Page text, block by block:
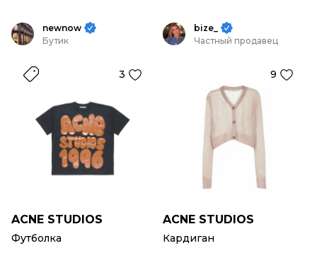
newnow
Бутик
3
ACNE STUDIOS
Футболка
bize_
Частный продавец
9
ACNE STUDIOS
Кардиган